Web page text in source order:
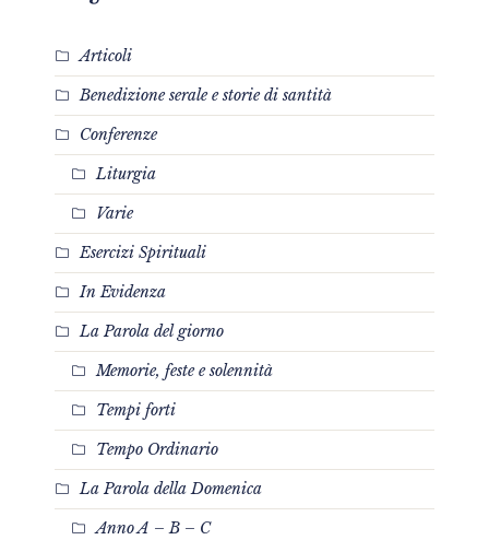
Articoli
Benedizione serale e storie di santità
Conferenze
Liturgia
Varie
Esercizi Spirituali
In Evidenza
La Parola del giorno
Memorie, feste e solennità
Tempi forti
Tempo Ordinario
La Parola della Domenica
Anno A – B – C